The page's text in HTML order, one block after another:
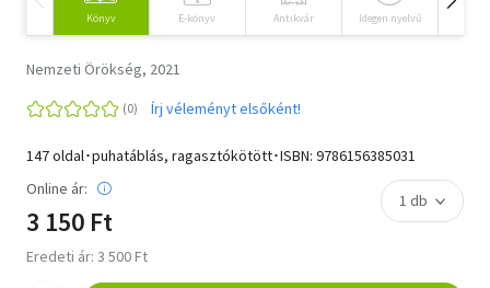
Könyv E-könyv Antikvár Idegen nyelvű
Nemzeti Örökség, 2021
Írj véleményt elsőként!
147 oldal･puhatáblás, ragasztókötött･ISBN: 9786156385031
Online ár:
3 150 Ft
Eredeti ár: 3 500 Ft